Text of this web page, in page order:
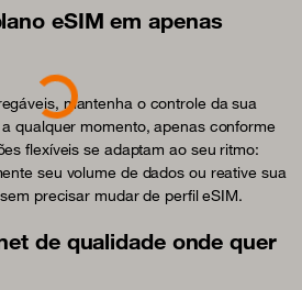
eSIM em apenas
mantenha o controle da sua
qualquer momento, apenas conforme
flexíveis se adaptam ao seu ritmo:
seu volume de dados ou reative sua
precisar mudar de perfil eSIM.
de qualidade onde quer
Loading...